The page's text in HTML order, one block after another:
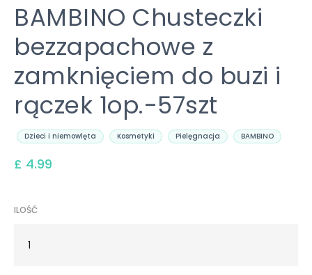
BAMBINO Chusteczki
bezzapachowe z
zamknięciem do buzi i
rączek 1op.-57szt
Dzieci i niemowlęta Kosmetyki Pielęgnacja BAMBINO
£ 4.99
ILOŚĆ